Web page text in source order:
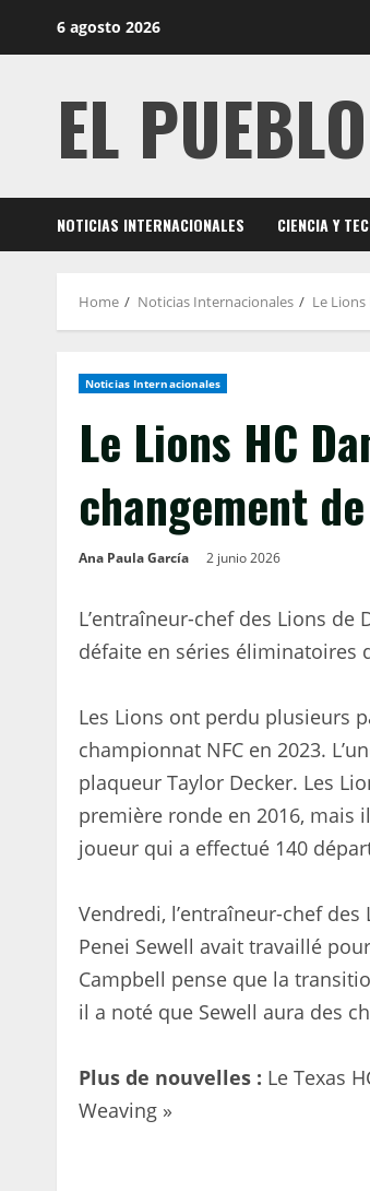
6 agosto 2026
EL PUEBLO
NOTICIAS INTERNACIONALES CIENCIA Y
Home Noticias Internacionales Le
Noticias Internacionales
Le Lions HC
changement
Ana Paula García 2 junio 2026
L’entraîneur-chef des Lions
défaite en séries éliminatoires
Les Lions ont perdu plusieurs
championnat NFC en 2023.
plaqueur Taylor Decker. Les
première ronde en 2016, mais
joueur qui a effectué 140
Vendredi, l’entraîneur-chef
Penei Sewell avait travaillé
Campbell pense que la
il a noté que Sewell aura des
Plus de nouvelles : Le Texas
Weaving »